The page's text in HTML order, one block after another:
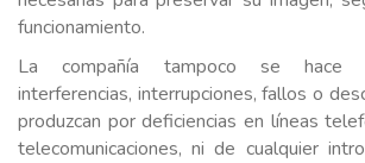
funcionamiento.
La compañía tampoco se hace
interferencias, interrupciones, fallos o
produzcan por deficiencias en líneas
telecomunicaciones, ni de cualquier